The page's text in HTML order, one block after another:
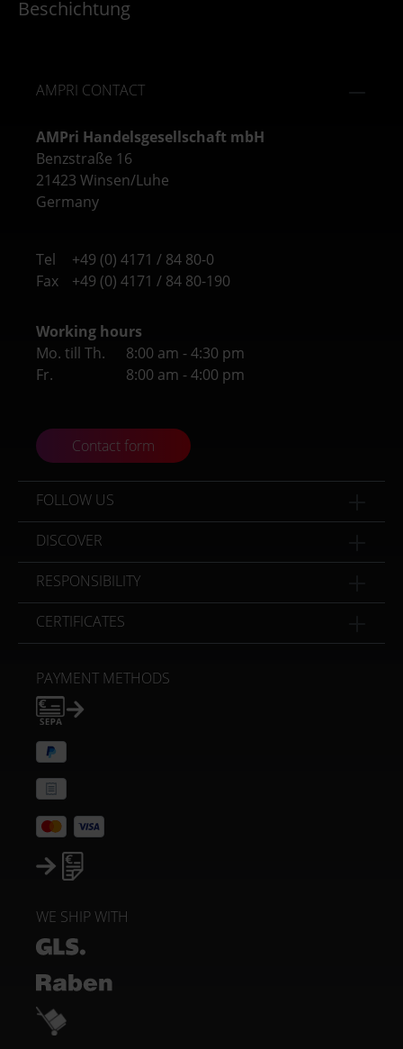
Beschichtung
AMPRI CONTACT
AMPri Handelsgesellschaft mbH
Benzstraße 16
21423 Winsen/Luhe
Germany
Tel
+49 (0) 4171 / 84 80-0
Fax
+49 (0) 4171 / 84 80-190
Working hours
Mo. till Th.
8:00 am - 4:30 pm
Fr.
8:00 am - 4:00 pm
Contact form
FOLLOW US
DISCOVER
RESPONSIBILITY
CERTIFICATES
PAYMENT METHODS
WE SHIP WITH